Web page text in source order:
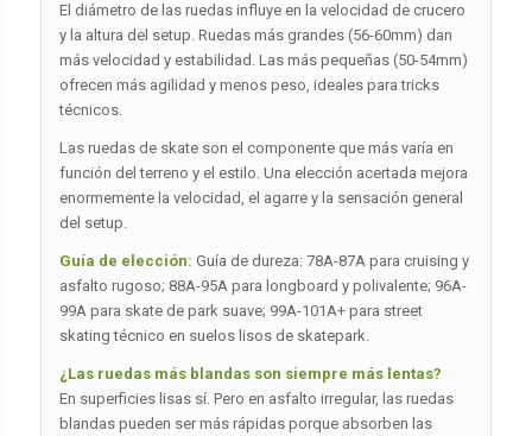
El diámetro de las ruedas influye en la velocidad de crucero
y la altura del setup. Ruedas más grandes (56-60mm) dan
más velocidad y estabilidad. Las más pequeñas (50-54mm)
ofrecen más agilidad y menos peso, ideales para tricks
técnicos.
Las ruedas de skate son el componente que más varía en
función del terreno y el estilo. Una elección acertada mejora
enormemente la velocidad, el agarre y la sensación general
del setup.
Guía de elección: Guía de dureza: 78A-87A para cruising y
asfalto rugoso; 88A-95A para longboard y polivalente; 96A-
99A para skate de park suave; 99A-101A+ para street
skating técnico en suelos lisos de skatepark.
¿Las ruedas más blandas son siempre más lentas?
En superficies lisas sí. Pero en asfalto irregular, las ruedas
blandas pueden ser más rápidas porque absorben las